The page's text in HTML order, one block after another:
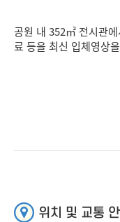
공원 내 352㎡ 전시관
료 등을 최신 입체영상
위치 및 교통